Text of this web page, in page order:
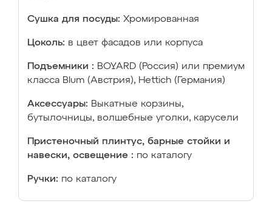
Сушка для посуды: Хромированная
Цоколь: в цвет фасадов или корпуса
Подъемники : BOYARD (Россия) или премиум
класса Blum (Австрия), Hettich (Германия)
Аксессуары: Выкатные корзины,
бутылочницы, волшебные уголки, карусели
Пристеночный плинтус, барные стойки и
навески, освещение : по каталогу
Ручки: по каталогу